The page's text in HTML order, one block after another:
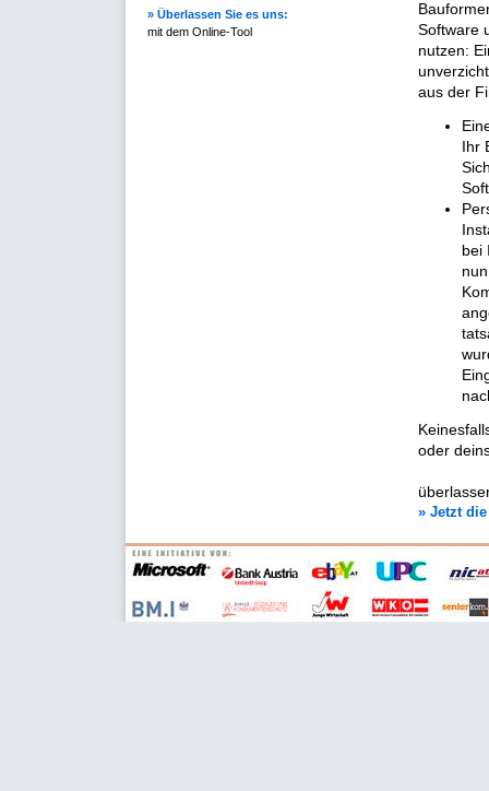
» Überlassen Sie es uns:
mit dem Online-Tool
Software
nutzen:
aus der
Ihr
bei
oder
» Jetzt